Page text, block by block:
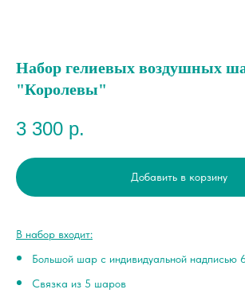
Набор гелиевых воздушных
"Королевы"
3 300 р.
Добавить в корзину
В набор входит:
Большой шар с индивидуальной надписью
Связка из 5 шаров